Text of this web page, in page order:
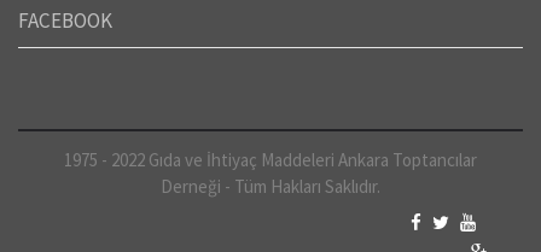
FACEBOOK
1975 - 2022 Gıda ve İhtiyaç Maddeleri Ankara Toptancılar
Derneği - Tüm Hakları Saklıdır.